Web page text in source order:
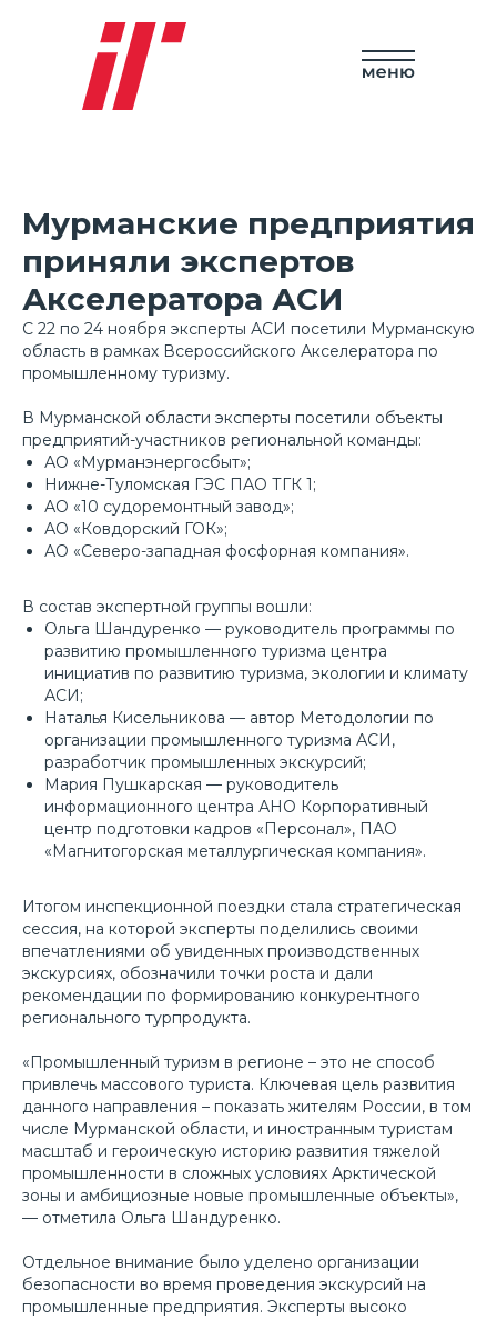
Мурманские предприятия
приняли экспертов
Акселератора АСИ
С 22 по 24 ноября эксперты АСИ посетили Мурманскую
область в рамках Всероссийского Акселератора по
промышленному туризму.
В Мурманской области эксперты посетили объекты
предприятий-участников региональной команды:
АО «Мурманэнергосбыт»;
Нижне-Туломская ГЭС ПАО ТГК 1;
АО «10 судоремонтный завод»;
АО «Ковдорский ГОК»;
АО «Северо-западная фосфорная компания».
В состав экспертной группы вошли:
Ольга Шандуренко — руководитель программы по
развитию промышленного туризма центра
инициатив по развитию туризма, экологии и климату
АСИ;
Наталья Кисельникова — автор Методологии по
организации промышленного туризма АСИ,
разработчик промышленных экскурсий;
Мария Пушкарская — руководитель
информационного центра АНО Корпоративный
центр подготовки кадров «Персонал», ПАО
«Магнитогорская металлургическая компания».
Итогом инспекционной поездки стала стратегическая
сессия, на которой эксперты поделились своими
впечатлениями об увиденных производственных
экскурсиях, обозначили точки роста и дали
рекомендации по формированию конкурентного
регионального турпродукта.
«Промышленный туризм в регионе – это не способ
привлечь массового туриста. Ключевая цель развития
данного направления – показать жителям России, в том
числе Мурманской области, и иностранным туристам
масштаб и героическую историю развития тяжелой
промышленности в сложных условиях Арктической
зоны и амбициозные новые промышленные объекты»,
— отметила Ольга Шандуренко.
Отдельное внимание было уделено организации
безопасности во время проведения экскурсий на
промышленные предприятия. Эксперты высоко
Соорганизатор